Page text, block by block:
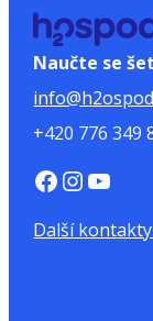
Naučte se
+420 776 349
https://www.facebook.com/H2Ospodar InstagramYouTube
Další kontakty